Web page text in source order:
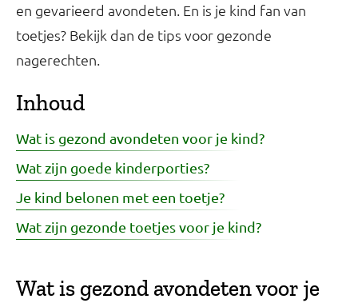
en gevarieerd avondeten. En is je kind fan van
toetjes? Bekijk dan de tips voor gezonde
nagerechten.
Inhoud
Wat is gezond avondeten voor je kind?
Wat zijn goede kinderporties?
Je kind belonen met een toetje?
Wat zijn gezonde toetjes voor je kind?
Wat is gezond avondeten voor je